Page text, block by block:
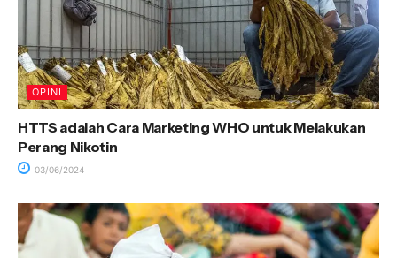
OPINI
HTTS adalah Cara Marketing WHO untuk Melakukan
Perang Nikotin
03/06/2024